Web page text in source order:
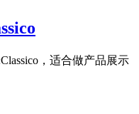
，适合做产品展示